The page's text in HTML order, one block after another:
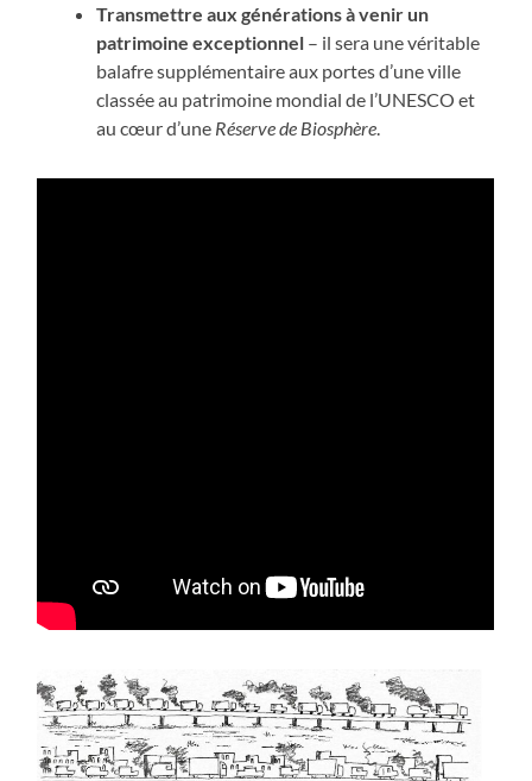
Transmettre aux générations à venir un
patrimoine exceptionnel – il sera une véritable
balafre supplémentaire aux portes d’une ville
classée au patrimoine mondial de l’UNESCO et
au cœur d’une Réserve de Biosphère